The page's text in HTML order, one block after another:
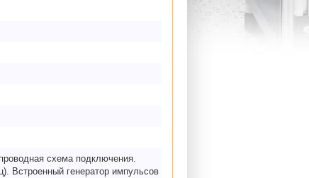
схема подключения.
Встроенный генератор импульсов